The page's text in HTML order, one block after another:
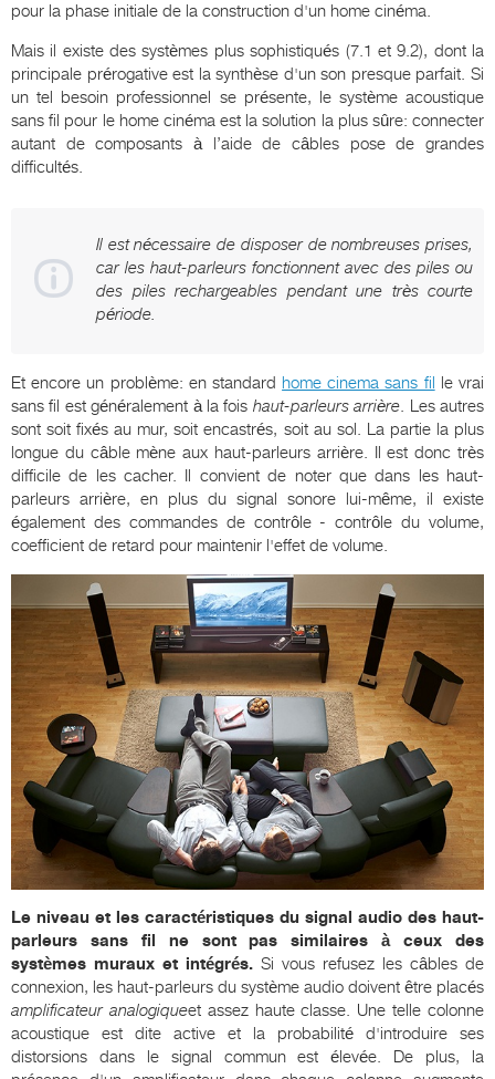
pour la phase initiale de la construction d'un home cinéma.
Mais il existe des systèmes plus sophistiqués (7.1 et 9.2), dont la
principale prérogative est la synthèse d'un son presque parfait. Si
un tel besoin professionnel se présente, le système acoustique
sans fil pour le home cinéma est la solution la plus sûre: connecter
autant de composants à l’aide de câbles pose de grandes
difficultés.
Il est nécessaire de disposer de nombreuses prises,
car les haut-parleurs fonctionnent avec des piles ou
des piles rechargeables pendant une très courte
période.
Et encore un problème: en standard home cinema sans fil le vrai
sans fil est généralement à la fois haut-parleurs arrière. Les autres
sont soit fixés au mur, soit encastrés, soit au sol. La partie la plus
longue du câble mène aux haut-parleurs arrière. Il est donc très
difficile de les cacher. Il convient de noter que dans les haut-
parleurs arrière, en plus du signal sonore lui-même, il existe
également des commandes de contrôle - contrôle du volume,
coefficient de retard pour maintenir l'effet de volume.
Le niveau et les caractéristiques du signal audio des haut-
parleurs sans fil ne sont pas similaires à ceux des
systèmes muraux et intégrés. Si vous refusez les câbles de
connexion, les haut-parleurs du système audio doivent être placés
amplificateur analogiqueet assez haute classe. Une telle colonne
acoustique est dite active et la probabilité d'introduire ses
distorsions dans le signal commun est élevée. De plus, la